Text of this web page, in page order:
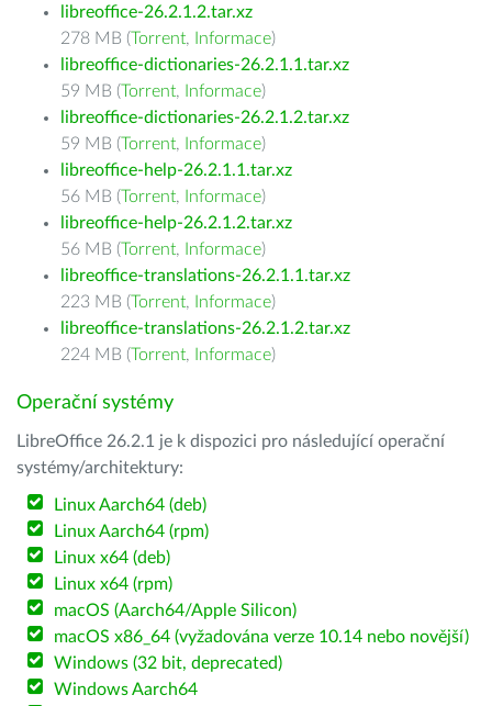
libreoffice-26.2.1.2.tar.xz
278 MB (Torrent, Informace)
libreoffice-dictionaries-26.2.1.1.tar.xz
59 MB (Torrent, Informace)
libreoffice-dictionaries-26.2.1.2.tar.xz
59 MB (Torrent, Informace)
libreoffice-help-26.2.1.1.tar.xz
56 MB (Torrent, Informace)
libreoffice-help-26.2.1.2.tar.xz
56 MB (Torrent, Informace)
libreoffice-translations-26.2.1.1.tar.xz
223 MB (Torrent, Informace)
libreoffice-translations-26.2.1.2.tar.xz
224 MB (Torrent, Informace)
Operační systémy
LibreOffice 26.2.1 je k dispozici pro následující operační
systémy/architektury:
Linux Aarch64 (deb)
Linux Aarch64 (rpm)
Linux x64 (deb)
Linux x64 (rpm)
macOS (Aarch64/Apple Silicon)
macOS x86_64 (vyžadována verze 10.14 nebo novější)
Windows (32 bit, deprecated)
Windows Aarch64